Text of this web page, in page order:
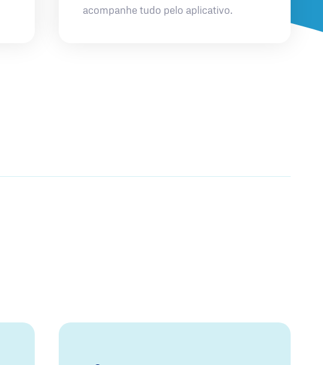
acompanhe tudo pelo aplicativo.